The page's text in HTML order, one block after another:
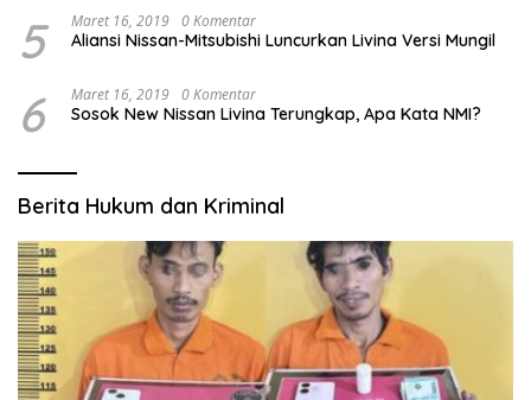
5 Maret 16, 2019 0 Komentar
Aliansi Nissan-Mitsubishi Luncurkan Livina Versi Mungil
6 Maret 16, 2019 0 Komentar
Sosok New Nissan Livina Terungkap, Apa Kata NMI?
Berita Hukum dan Kriminal